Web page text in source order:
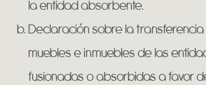
la entidad absorbente.
Declaración sobre la
muebles e inmuebles de las
fusionadas o absorbidas a favor